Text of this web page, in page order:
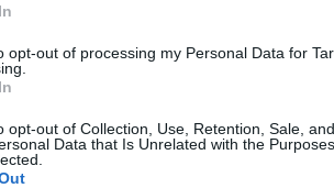
opt-out of processing my Personal Data for
opt-out of Collection, Use, Retention, Sale,
Data that Is Unrelated with the
του ματιά, τόνισε πως «Ο
εμείς, αντιμετωπίζει τις ίδιες
εκφράζει τόσες σκέψεις και
ότι η τέχνη του
εποχής.